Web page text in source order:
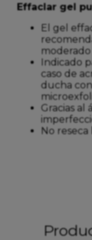
Effaclar gel
El gel
moderado
Indicado
caso de
ducha
Gracias al
No reseca